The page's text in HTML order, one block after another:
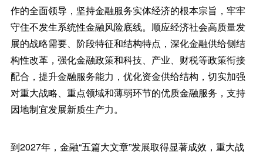
作的全面领导，坚持金融服务实体经济的根本宗旨，牢牢
守住不发生系统性金融风险底线。顺应经济社会高质量发
展的战略需要、阶段特征和结构特点，深化金融供给侧结
构性改革，强化金融政策和科技、产业、财税等政策衔接
配合，提升金融服务能力，优化资金供给结构，切实加强
对重大战略、重点领域和薄弱环节的优质金融服务，支持
因地制宜发展新质生产力。
到2027年，金融“五篇大文章”发展取得显著成效，重大战